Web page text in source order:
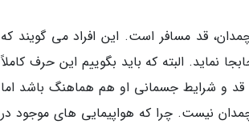
قد مسافر است. این افراد می گویند که
نماید. البته که باید بگوییم این حرف کاملاً
و شرایط جسمانی او هم هماهنگ باشد اما
چمدان نیست. چرا که هواپیمایی های موجود در